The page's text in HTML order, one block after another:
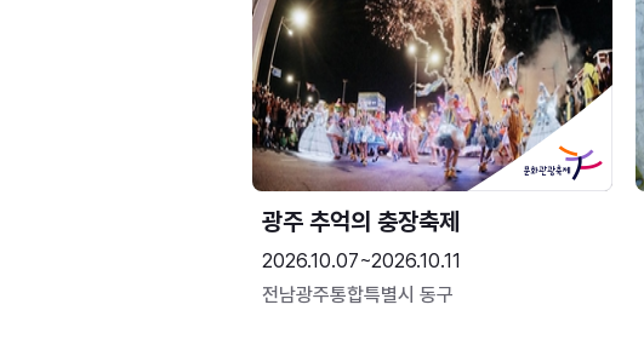
광주 추억의 충장축제
2026.10.07~2026.10.11
전남광주통합특별시 동구